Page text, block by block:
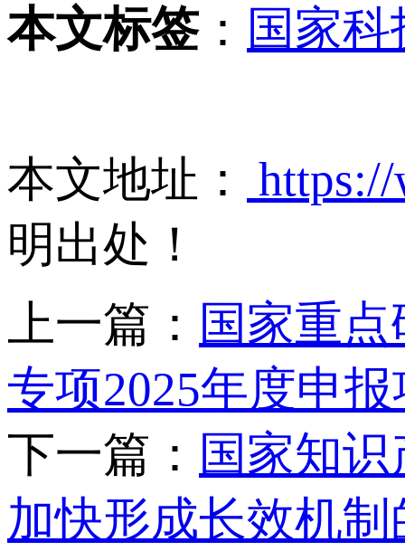
本文标签： 国家
本文地址：
明出处！
上一篇： 国家重
专项2025年度申
下一篇： 国家知
加快形成长效机制